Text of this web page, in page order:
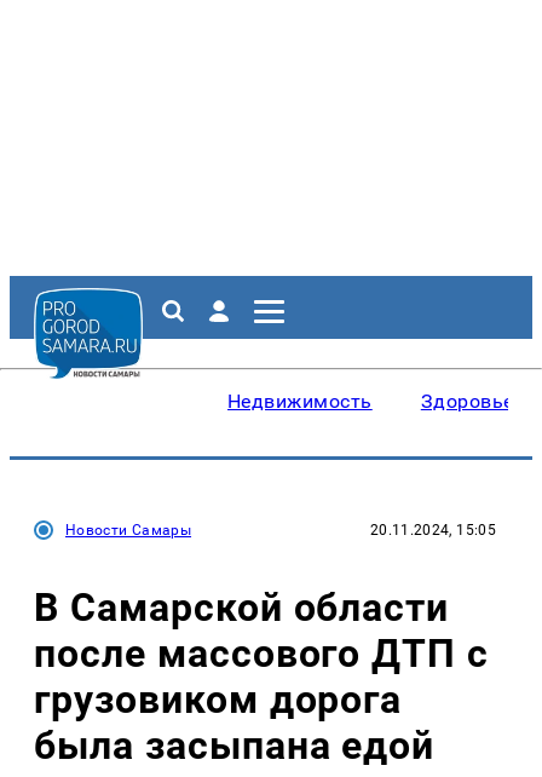
Недвижимость Здоровье
Новости Самары 20.11.2024, 15:05
В Самарской области
после массового ДТП с
грузовиком дорога
была засыпана едой